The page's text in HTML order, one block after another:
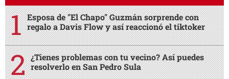
Esposa de "El Chapo" Guzmán sorprende con
regalo a Davis Flow y así reaccionó el tiktoker
¿Tienes problemas con tu vecino? Así puedes
resolverlo en San Pedro Sula